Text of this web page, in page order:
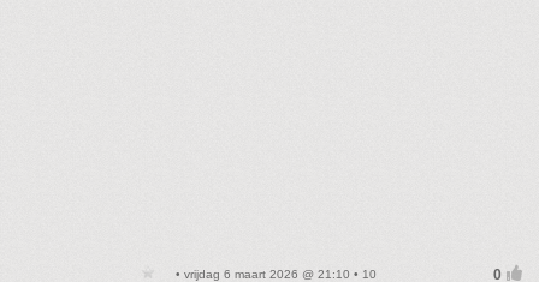
• vrijdag 6 maart 2026 @ 21:10 • 10